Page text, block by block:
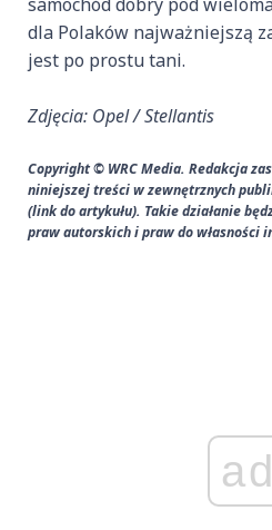
dla Polaków najważniejszą
jest po prostu tani.
Zdjęcia: Opel / Stellantis
Copyright © WRC Media. Redakcja
niniejszej treści w zewnętrznych
(link do artykułu). Takie działanie
praw autorskich i praw do własności
ad